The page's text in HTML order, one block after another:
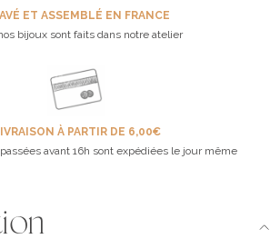
ET ASSEMBLÉ EN FRANCE
bijoux sont faits dans notre atelier
À PARTIR DE 6,00€
avant 16h sont expédiées le jour même